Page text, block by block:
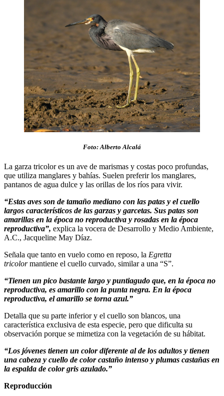
Foto: Alberto Alcalá
La garza tricolor es un ave de marismas y costas poco profundas,
que utiliza manglares y bahías. Suelen preferir los manglares,
pantanos de agua dulce y las orillas de los ríos para vivir.
“Estas aves son de tamaño mediano con las patas y el cuello
largos característicos de las garzas y garcetas. Sus patas son
amarillas en la época no reproductiva y rosadas en la época
reproductiva”, explica la vocera de Desarrollo y Medio Ambiente,
A.C., Jacqueline May Díaz.
Señala que tanto en vuelo como en reposo, la Egretta
tricolormantiene el cuello curvado, similar a una “S”.
“Tienen un pico bastante largo y puntiagudo que, en la época no
reproductiva, es amarillo con la punta negra. En la época
reproductiva, el amarillo se torna azul.”
Detalla que su parte inferior y el cuello son blancos, una
característica exclusiva de esta especie, pero que dificulta su
observación porque se mimetiza con la vegetación de su hábitat.
“Los jóvenes tienen un color diferente al de los adultos y tienen
una cabeza y cuello de color castaño intenso y plumas castañas en
la espalda de color gris azulado.”
Reproducción